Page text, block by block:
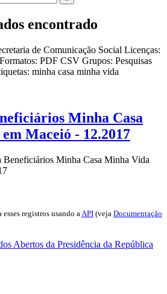
encontrado
de Comunicação Social Licenças:
Formatos: PDF CSV Grupos: Pesquisas
minha casa minha vida
Minha Casa
Maceió - 12.2017
Beneficiários Minha Casa Minha Vida
registros usando a API (veja Documentação
Abertos da Presidência da República